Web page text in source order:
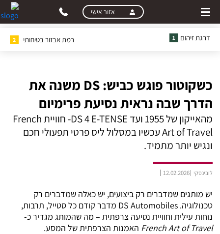
skip
content
skip
menu
אזור אישי
דרגת זיהום 1 רמת אבזור בטיחותי 2
כשקוטור פוגש כביש: DS משנה את
הדרך שבה נראית נסיעת פרימיום
מהאייקון של 1955 ועד DS 4 E-TENSE- חוויית French
Art of Travel עכשיו במסלול ליס פרטי תפעולי חכם
ונגיש יותר מתמיד.
לובינסקי 12.02.2026
יש מותגים שמדברים רק ביצועים, יש כאלה שמדברים רק
טכנולוגיה. DS Automobiles מדבר קודם כל סטייל, תרבות,
נוחות עילית וחוויית נסיעה צרפתית – מה שהמותג מגדיר כ-
French Art of Travel האמנות הצרפתית של המסע.